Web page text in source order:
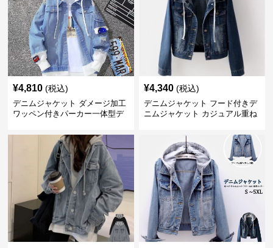
¥4,810 (税込)
デニムジャケット ダメージ加工
ワッペン付きパーカー一体型デ
¥4,340 (税込)
デニムジャケット フード付きデ
ニムジャケット カジュアル重ね